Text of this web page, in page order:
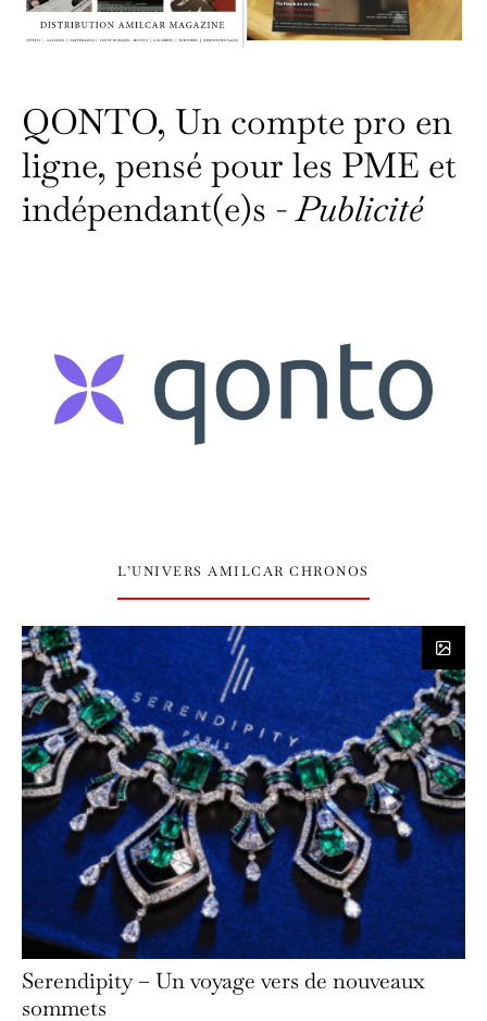
QONTO, Un compte pro en
ligne, pensé pour les PME et
indépendant(e)s -Publicité
L’UNIVERS AMILCAR CHRONOS
Serendipity – Un voyage vers de nouveaux
sommets